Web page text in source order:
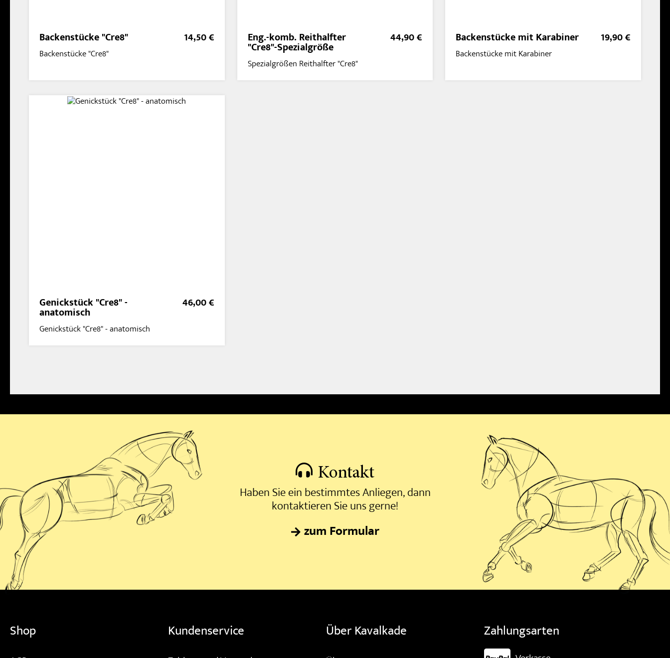
Backenstücke "Cre8"
Backenstücke "Cre8"
14,50 € Eng.-komb. Reithalfter
"Cre8"-Spezialgröße
Spezialgrößen Reithalfter "Cre8"
44,90 € Backenstücke mit Karabiner
Backenstücke mit Karabiner
19,90 €
Genickstück "Cre8" -
anatomisch
Genickstück "Cre8" - anatomisch
46,00 €
Kontakt
Haben Sie ein bestimmtes Anliegen, dann
kontaktieren Sie uns gerne!
zum Formular
Shop Kundenservice Über Kavalkade Zahlungsarten